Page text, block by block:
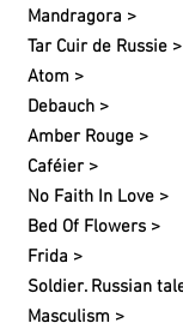
Mandragora >
Tar Cuir de Russie >
Atom >
Debauch >
Amber Rouge >
Caféier >
No Faith In Love >
Bed Of Flowers >
Frida >
Soldier. Russian
Masculism >